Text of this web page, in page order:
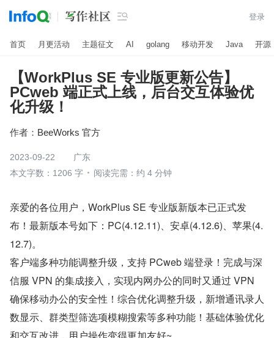
 登录
首页 月更活动 主题征文 AI golang 移动开发 Java 开源
【WorkPlus SE 专业版更新公告】
PCweb 端正式上线，后台交互体验优
化升级！
作者： BeeWorks 官方
2023-09-22
广东
本文字数：1206 字
阅读完需：约 4 分钟
亲爱的各位用户，WorkPlus SE 专业版新版本已正式发
布！最新版本号如下：PC(4.12.11)、安卓(4.12.6)、苹果(4.
12.7)。
客户端多种功能调整升级，支持 PCweb 端登录！完成与深
信服 VPN 的集成接入，实现内网办公的同时又通过 VPN
确保移动办公的安全性！综合优化调整升级，新增通讯录人
数显示、群类型筛选项模糊搜索等多种功能！基础体验优化